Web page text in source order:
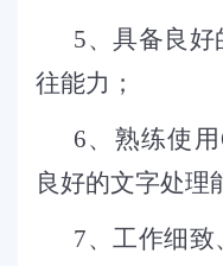
5、具备良
往能力；
6、熟练使用
良好的文字处理
7、工作细